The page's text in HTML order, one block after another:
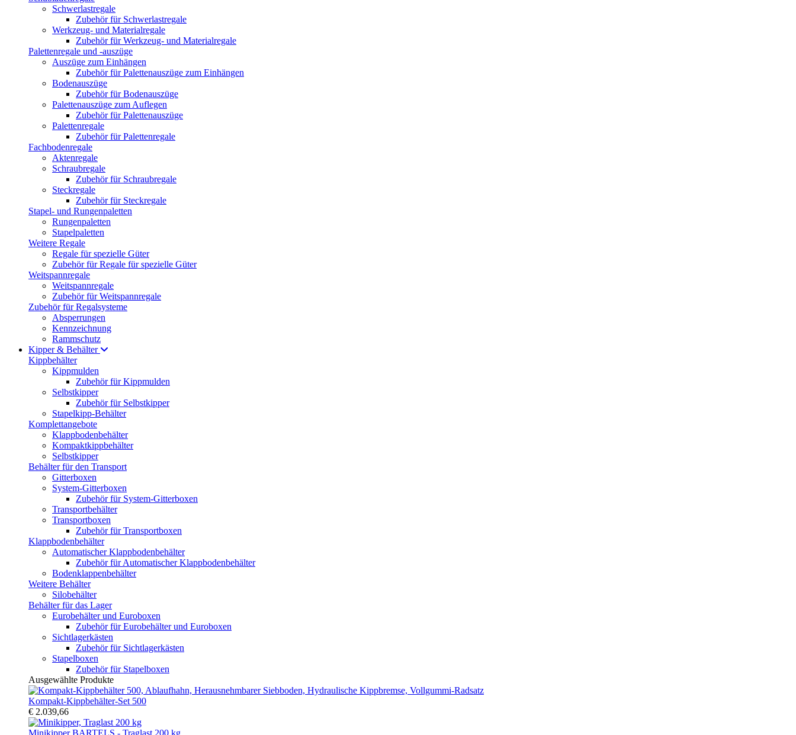
Schwerlastregale
Zubehör für Schwerlastregale
Werkzeug- und Materialregale
Zubehör für Werkzeug- und Materialregale
Palettenregale und -auszüge
Auszüge zum Einhängen
Zubehör für Palettenauszüge zum Einhängen
Bodenauszüge
Zubehör für Bodenauszüge
Palettenauszüge zum Auflegen
Zubehör für Palettenauszüge
Palettenregale
Zubehör für Palettenregale
Fachbodenregale
Aktenregale
Schraubregale
Zubehör für Schraubregale
Steckregale
Zubehör für Steckregale
Stapel- und Rungenpaletten
Rungenpaletten
Stapelpaletten
Weitere Regale
Regale für spezielle Güter
Zubehör für Regale für spezielle Güter
Weitspannregale
Weitspannregale
Zubehör für Weitspannregale
Zubehör für Regalsysteme
Absperrungen
Kennzeichnung
Rammschutz
Kipper & Behälter
Kippbehälter
Kippmulden
Zubehör für Kippmulden
Selbstkipper
Zubehör für Selbstkipper
Stapelkipp-Behälter
Komplettangebote
Klappbodenbehälter
Kompaktkippbehälter
Selbstkipper
Behälter für den Transport
Gitterboxen
System-Gitterboxen
Zubehör für System-Gitterboxen
Transportbehälter
Transportboxen
Zubehör für Transportboxen
Klappbodenbehälter
Automatischer Klappbodenbehälter
Zubehör für Automatischer Klappbodenbehälter
Bodenklappenbehälter
Weitere Behälter
Silobehälter
Behälter für das Lager
Eurobehälter und Euroboxen
Zubehör für Eurobehälter und Euroboxen
Sichtlagerkästen
Zubehör für Sichtlagerkästen
Stapelboxen
Zubehör für Stapelboxen
Ausgewählte Produkte
Kompakt-Kippbehälter-Set 500
€ 2.039,66
Minikipper BARTELS - Traglast 200 kg